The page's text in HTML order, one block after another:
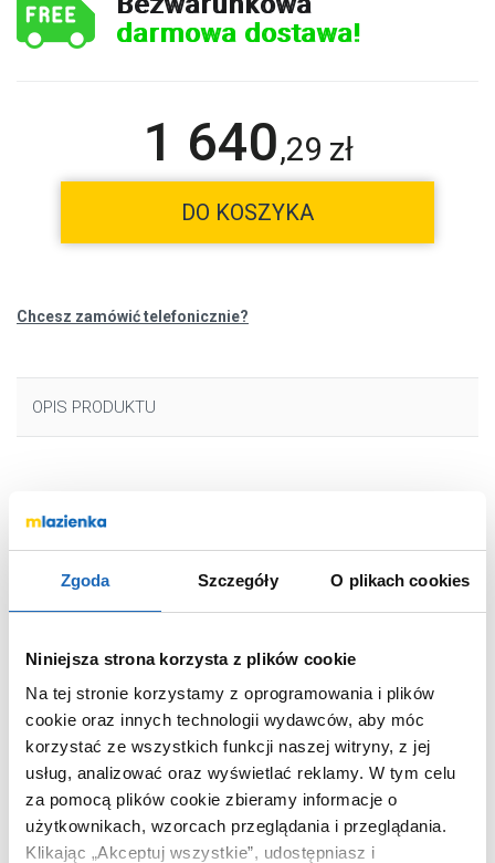
Zgoda Szczegóły O plikach cookies
Niniejsza strona korzysta z plików cookie
Na tej stronie korzystamy z oprogramowania i plików
cookie oraz innych technologii wydawców, aby móc
korzystać ze wszystkich funkcji naszej witryny, z jej
usług, analizować oraz wyświetlać reklamy. W tym celu
za pomocą plików cookie zbieramy informacje o
użytkownikach, wzorcach przeglądania i przeglądania.
Klikając „Akceptuj wszystkie”, udostępniasz i
darmowa dostawa!
1 640,29 zł
DO KOSZYKA
Chcesz zamówić telefonicznie?
OPIS PRODUKTU
Seria
Rodzaj
zwykła
Wyposażenie
bez korka
Rodzaj wylewki
stała
Kolor
chrom
Termostat
bez termostatu
Kod EAN
4017214852109